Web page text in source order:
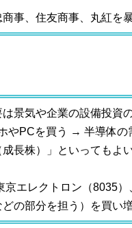
事、住友商事、丸紅を
景気や企業の設備投資
やPCを買う → 半導体
長株）」といってもよ
京エレクトロン（8035
の部分を担う）を買い